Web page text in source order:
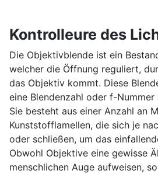
Kontrolleure des
Die Objektivblende ist ein
welcher die Öffnung reguliert,
das Objektiv kommt. Diese
eine Blendenzahl oder f-Nummer
Sie besteht aus einer Anzahl an
Kunststofflamellen, die sich je
oder schließen, um das
Obwohl Objektive eine gewisse
menschlichen Auge aufweisen,